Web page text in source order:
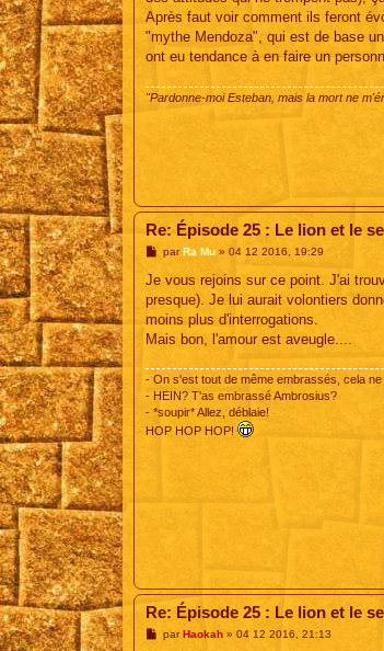
Après faut voir comment ils feront
"mythe Mendoza", qui est de base
ont eu tendance à en faire un
"Pardonne-moi Esteban, mais la mort ne
Re: Épisode 25 : Le lion et le
M
s
a
g
par Ra Mu» 04 12 2016, 19:29
Je vous rejoins sur ce point. J'ai
presque). Je lui aurait volontiers
moins plus d'interrogations.
Mais bon, l'amour est aveugle....
- On s'est tout de même embrassés, cela
- HEIN? T'as embrassé Ambrosius?
- *soupir* Allez, déblaie!
HOP HOP HOP!
Re: Épisode 25 : Le lion et le
MparHaokah» 04 12 2016, 21:13